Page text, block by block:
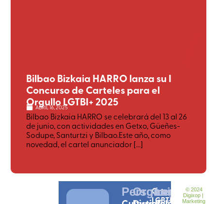
Bilbao Bizkaia HARRO lanza su I
Concurso de Carteles para el
Orgullo LGTBI+ 2025
ABRIL 16, 2025
Bilbao Bizkaia HARRO se celebrará del 13 al 26
de junio, con actividades en Getxo, Güeñes-
Sodupe, Santurtzi y Bilbao.Este año, como
novedad, el cartel anunciador [...]
Ortzadar
LGBTI
Personas
Organizciones
Legal© 2024
Digixop |
Marketing